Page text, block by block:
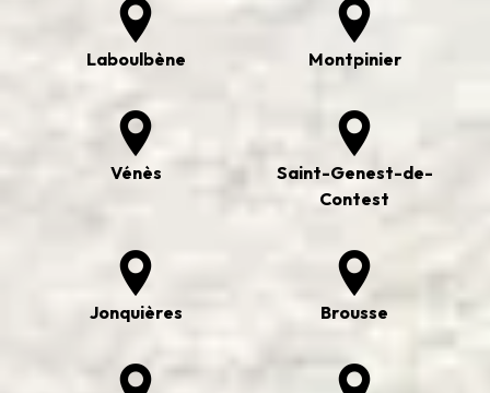
Laboulbène Montpinier
Vénès
Saint-Genest-de-
Contest
Jonquières Brousse